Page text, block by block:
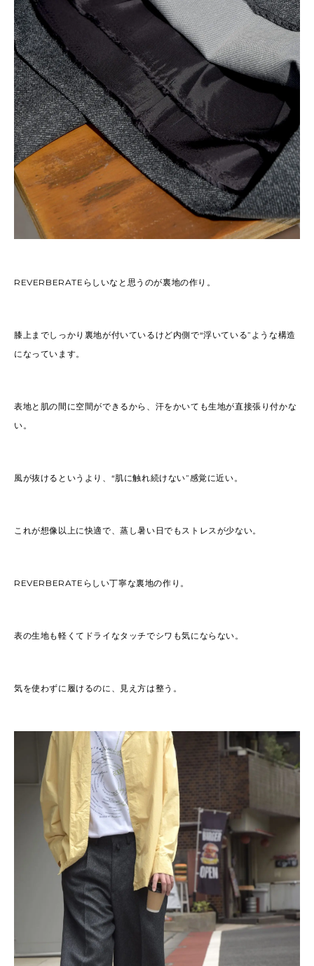
REVERBERATEらしいなと思うのが裏地の作り。
膝上までしっかり裏地が付いているけど内側で“浮いている”ような構造
になっています。
表地と肌の間に空間ができるから、汗をかいても生地が直接張り付かな
い。
風が抜けるというより、“肌に触れ続けない”感覚に近い。
これが想像以上に快適で、蒸し暑い日でもストレスが少ない。
REVERBERATEらしい丁寧な裏地の作り。
表の生地も軽くてドライなタッチでシワも気にならない。
気を使わずに履けるのに、見え方は整う。